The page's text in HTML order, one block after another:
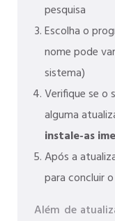
pesquisa
Escolha o
nome pode
sistema)
Verifique se o
alguma
instale-as
Após a
para concluir
Além de